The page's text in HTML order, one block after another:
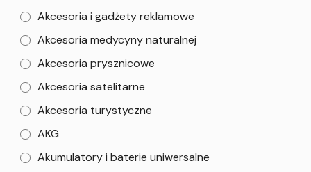
Akcesoria i gadżety reklamowe
Akcesoria medycyny naturalnej
Akcesoria prysznicowe
Akcesoria satelitarne
Akcesoria turystyczne
AKG
Akumulatory i baterie uniwersalne